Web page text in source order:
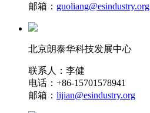
邮箱： guoliang@esindustry.org
北京朗泰华科技发展中心
联系人：李健
电话：+86-15701578941
邮箱： lijian@esindustry.org